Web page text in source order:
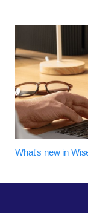
What's new in